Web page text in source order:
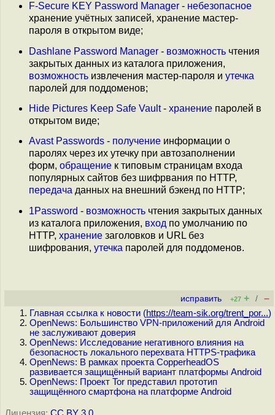
F-Secure KEY Password Manager - небезопасное
хранение учётных записей, хранение мастер-
пароля в открытом виде;
Dashlane Password Manager - возможность чтения
закрытых данных из каталога приложения,
возможность извлечения мастер-пароля и утечка
паролей для поддоменов;
Hide Pictures Keep Safe Vault- хранение паролей в
открытом виде;
Avast Passwords - получение информации о
паролях через их утечку при автозаполнении
форм, обращение к типовым страницам входа
популярных сайтов без шифрвания по HTTP,
передача данных на внешний бэкенд по HTTP;
1Password - возможность чтения закрытых данных
из каталога приложения, вход по умолчанию по
HTTP, хранение заголовков и URL без
шифрования, утечка паролей для поддоменов.
исправить +27 + / –
Главная ссылка к новости (https://team-sik.org/trent_por...)
OpenNews: Большинство VPN-приложений для Android
не заслуживают доверия
OpenNews: Исследование негативного влияния на
безопасность локального перехвата HTTPS-трафика
OpenNews: В рамках проекта CopperheadOS
развивается защищённый вариант платформы Android
OpenNews: Проект Tor представил прототип
защищённого смартфона на платформе Android